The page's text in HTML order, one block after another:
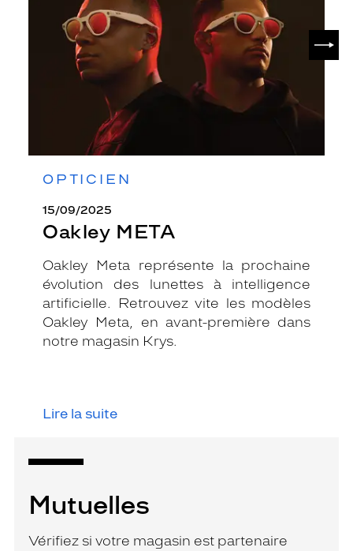
OPTICIEN
15/09/2025
Oakley META
Oakley Meta représente la prochaine
évolution des lunettes à intelligence
artificielle. Retrouvez vite les modèles
Oakley Meta, en avant-première dans
notre magasin Krys.
Lire la suite
Mutuelles
Vérifiez si votre magasin est partenaire